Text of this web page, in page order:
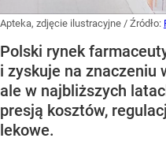
Apteka, zdjęcie ilustracyjne / Źródło:
Polski rynek
i zyskuje na znaczeniu
ale w najbliższych
presją kosztów,
lekowe.